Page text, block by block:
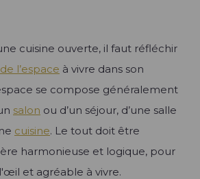
cuisine ouverte, il faut réfléchir
l’espace à vivre dans son
se compose généralement
salon ou d’un séjour, d’une salle
cuisine. Le tout doit être
harmonieuse et logique, pour
et agréable à vivre.